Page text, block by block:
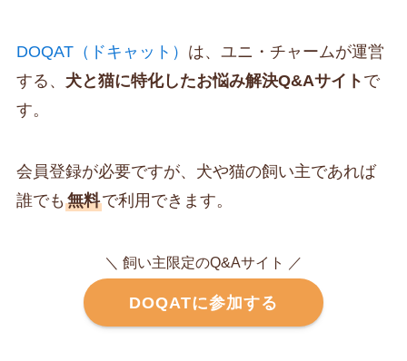
DOQAT（ドキャット） は、ユニ・チャームが運営
する、 犬と猫に特化したお悩み解決Q&Aサイト で
す。
会員登録が必要ですが、犬や猫の飼い主であれば
誰でも 無料で利用できます。
＼ 飼い主限定のQ&Aサイト ／
DOQATに参加する